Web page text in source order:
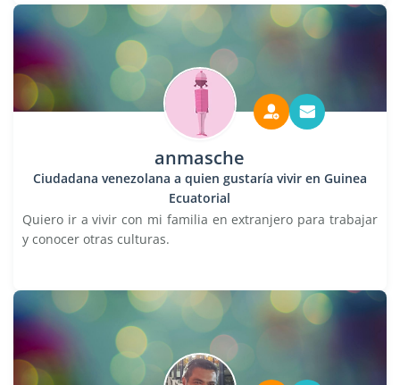
anmasche
Ciudadana venezolana a quien gustaría vivir en Guinea
Ecuatorial
Quiero ir a vivir con mi familia en extranjero para trabajar
y conocer otras culturas.